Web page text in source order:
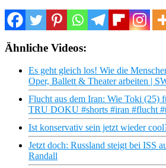
Ähnliche Videos:
Es geht gleich los! Wie die
Oper, Ballett & Theater arbeiten |
Flucht aus dem Iran: Wie Toki (25)
TRU DOKU #shorts #iran #flucht
Ist konservativ sein jetzt wieder
Jetzt doch: Russland steigt bei ISS
Randall